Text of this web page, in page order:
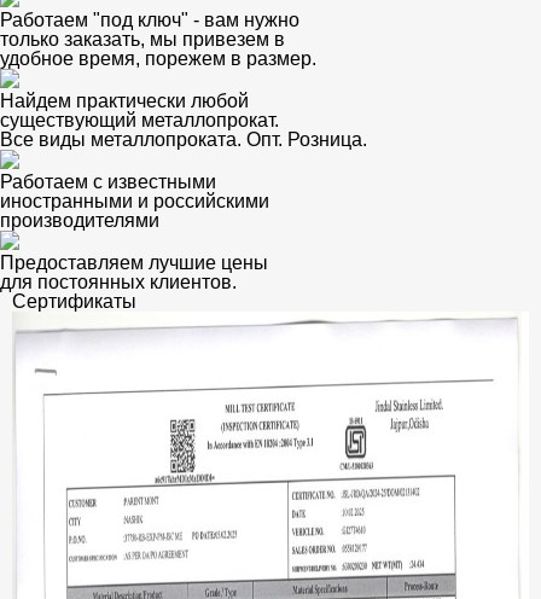
Работаем "под ключ" - вам нужно
только заказать, мы привезем в
удобное время, порежем в размер.
Найдем практически любой
существующий металлопрокат.
Все виды металлопроката. Опт. Розница.
Работаем с известными
иностранными и российскими
производителями
Предоставляем лучшие цены
для постоянных клиентов.
Сертификаты